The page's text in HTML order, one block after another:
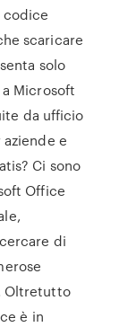
codice
scaricare
solo
Microsoft
da ufficio
e
Ci sono
Office
di
Oltretutto
è in